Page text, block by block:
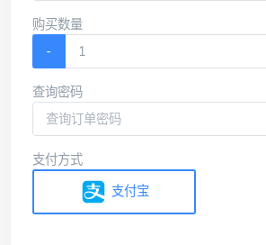
购买数量
-
查询密码
支付方式
支付宝